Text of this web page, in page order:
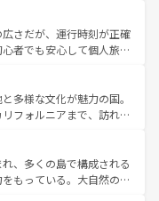
全く異なる文化を体験で
フランス情報はコンテンツ一覧
。 なお、新着の
参照してほしい。
た、優雅なアフタヌーン
い英国パブ、サッカー観
験も豊富。イギリスを旅
さだが、運行時刻が正確
者でも安心して個人旅行
スならではのユニークな
でなく町歩きも満喫する
ため物価も高いが、旅行
できる。 なお、新
を参照してほしい。
多様な文化が魅力の国。
フォルニアまで、訪れる
ッピング、エンターテイ
ットだ。一方、アメリカ
ドキャニオンやイエロー
、多くの島で構成される
もっている。大自然の神